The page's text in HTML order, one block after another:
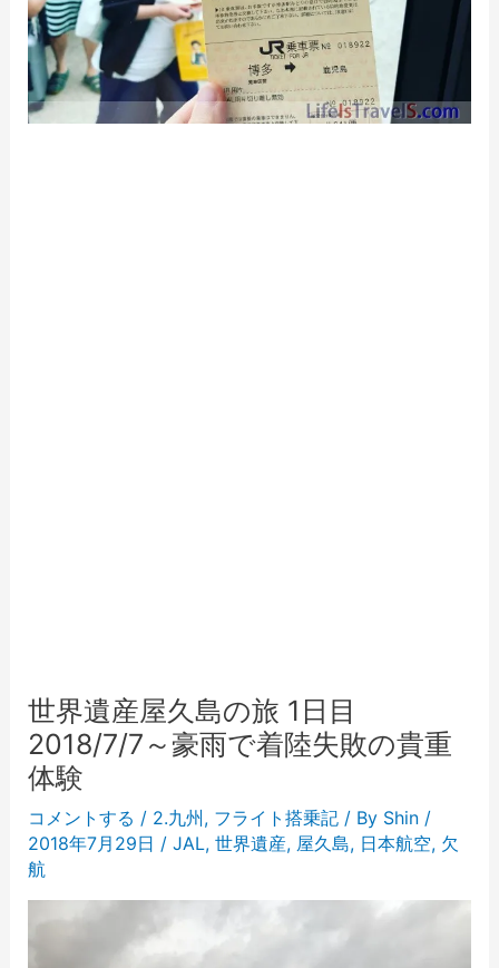
世界遺産屋久島の旅 1日目
2018/7/7～豪雨で着陸失敗の貴重
体験
コメントする / 2.九州, フライト搭乗記/ By Shin /
2018年7月29日 / JAL, 世界遺産, 屋久島, 日本航空, 欠
航